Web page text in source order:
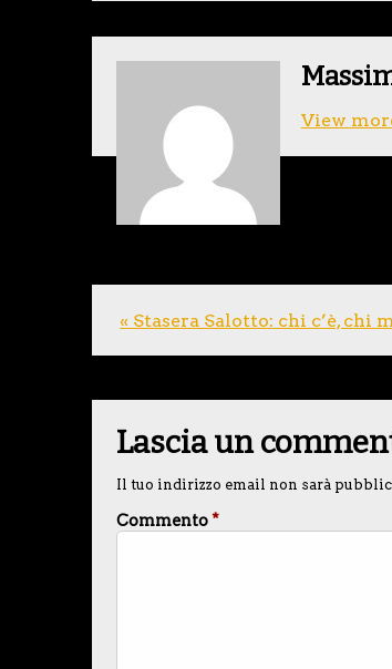
View
« Stasera Salotto: chi c’è, chi
Lascia un
Il tuo indirizzo email non sarà
Commento*